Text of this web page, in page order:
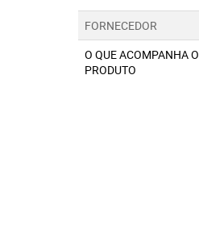
FORNECEDOR
O QUE ACOMPANHA O
PRODUTO